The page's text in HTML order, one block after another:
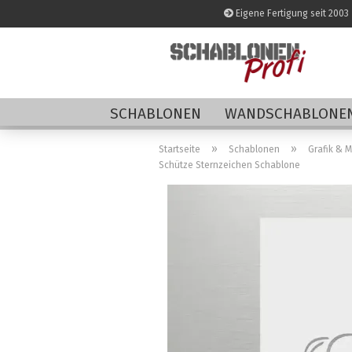
Eigene Fertigung seit 2003
SCHABLONEN
Startseite » Schablonen » Grafik &
Schütze Sternzeichen Schablone